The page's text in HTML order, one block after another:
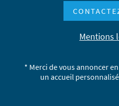
Mentions
* Merci de vous annoncer
un accueil